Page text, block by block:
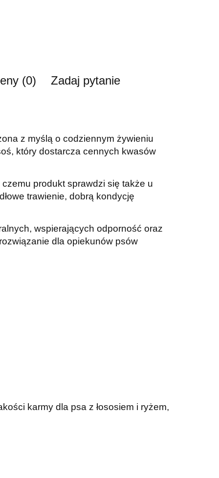
(0) Zadaj pytanie
z myślą o codziennym żywieniu
który dostarcza cennych kwasów
produkt sprawdzi się także u
trawienie, dobrą kondycję
wspierających odporność oraz
dla opiekunów psów
karmy dla psa z łososiem i ryżem,